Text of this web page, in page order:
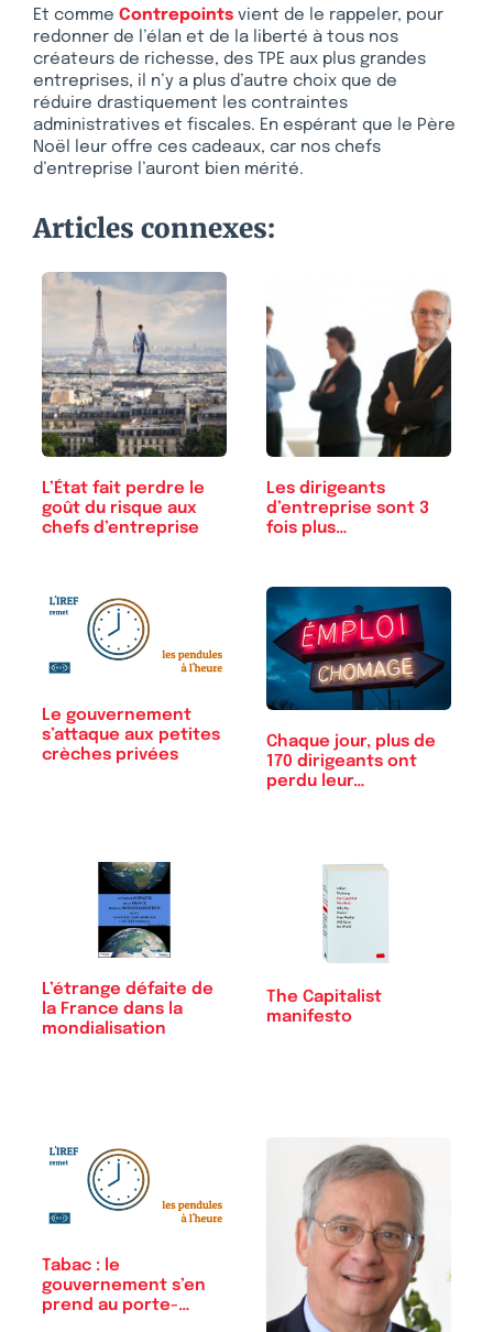
Et comme Contrepoints vient de le rappeler, pour
redonner de l’élan et de la liberté à tous nos
créateurs de richesse, des TPE aux plus grandes
entreprises, il n’y a plus d’autre choix que de
réduire drastiquement les contraintes
administratives et fiscales. En espérant que le Père
Noël leur offre ces cadeaux, car nos chefs
d’entreprise l’auront bien mérité.
Articles connexes:
L’État fait perdre le
goût du risque aux
chefs d’entreprise
Les dirigeants
d’entreprise sont 3
fois plus…
Le gouvernement
s’attaque aux petites
crèches privées
Chaque jour, plus de
170 dirigeants ont
perdu leur…
L’étrange défaite de
la France dans la
mondialisation
The Capitalist
manifesto
Tabac : le
gouvernement s’en
prend au porte-